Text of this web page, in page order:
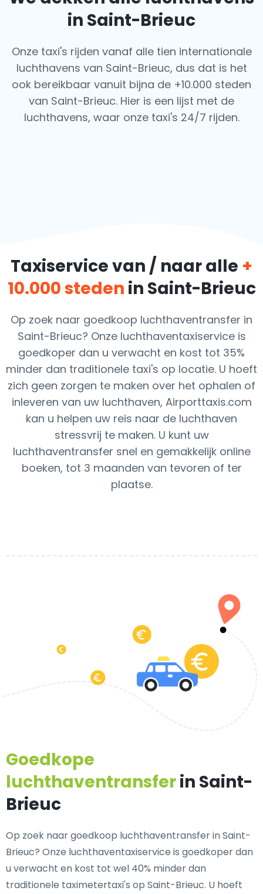
in Saint-Brieuc
Onze taxi's rijden vanaf alle tien internationale
luchthavens van Saint-Brieuc, dus dat is het
ook bereikbaar vanuit bijna de +10.000 steden
van Saint-Brieuc. Hier is een lijst met de
luchthavens, waar onze taxi's 24/7 rijden.
Taxiservice van / naar alle +
10.000 steden in Saint-Brieuc
Op zoek naar goedkoop luchthaventransfer in
Saint-Brieuc? Onze luchthaventaxiservice is
goedkoper dan u verwacht en kost tot 35%
minder dan traditionele taxi's op locatie. U hoeft
zich geen zorgen te maken over het ophalen of
inleveren van uw luchthaven, Airporttaxis.com
kan u helpen uw reis naar de luchthaven
stressvrij te maken. U kunt uw
luchthaventransfer snel en gemakkelijk online
boeken, tot 3 maanden van tevoren of ter
plaatse.
Goedkope
luchthaventransferin Saint-
Brieuc
Op zoek naar goedkoop luchthaventransfer in Saint-
Brieuc? Onze luchthaventaxiservice is goedkoper dan
u verwacht en kost tot wel 40% minder dan
traditionele taximetertaxi's op Saint-Brieuc. U hoeft